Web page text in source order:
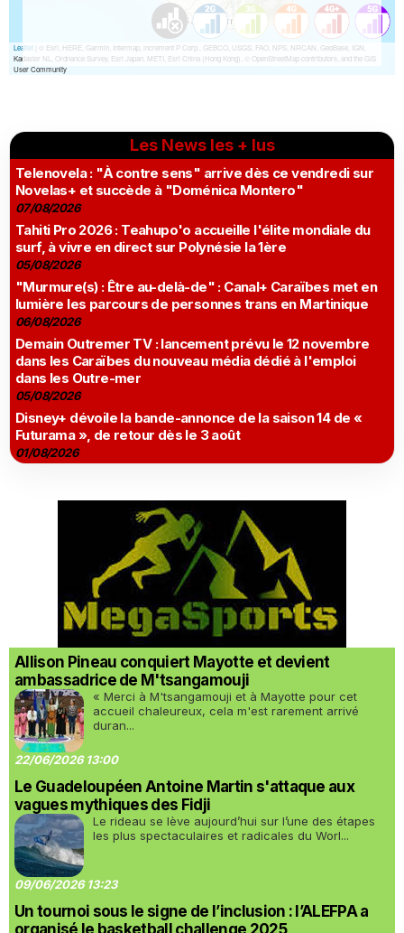
Les News les + lus
Telenovela : "À contre sens" arrive dès ce vendredi sur
Novelas+ et succède à "Doménica Montero"
07/08/2026
Tahiti Pro 2026 : Teahupo'o accueille l'élite mondiale du
surf, à vivre en direct sur Polynésie la 1ère
05/08/2026
"Murmure(s) : Être au-delà-de" : Canal+ Caraïbes met en
lumière les parcours de personnes trans en Martinique
06/08/2026
Demain Outremer TV : lancement prévu le 12 novembre
dans les Caraïbes du nouveau média dédié à l'emploi
dans les Outre-mer
05/08/2026
Disney+ dévoile la bande-annonce de la saison 14 de «
Futurama », de retour dès le 3 août
01/08/2026
Allison Pineau conquiert Mayotte et devient
ambassadrice de M'tsangamouji
« Merci à M'tsangamouji et à Mayotte pour cet
accueil chaleureux, cela m'est rarement arrivé
duran...
22/06/2026 13:00
Le Guadeloupéen Antoine Martin s'attaque aux
vagues mythiques des Fidji
Le rideau se lève aujourd’hui sur l’une des étapes
les plus spectaculaires et radicales du Worl...
09/06/2026 13:23
Un tournoi sous le signe de l’inclusion : l’ALEFPA a
organisé le basketball challenge 2025